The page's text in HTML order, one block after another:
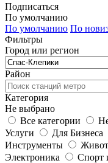
Подписаться
По умолчанию
По умолчанию По
Фильтры
Город или регион
Район
Категория
Не выбрано
Все категории
Услуги
Для Бизнеса
Инструменты
Электроника
Спорт